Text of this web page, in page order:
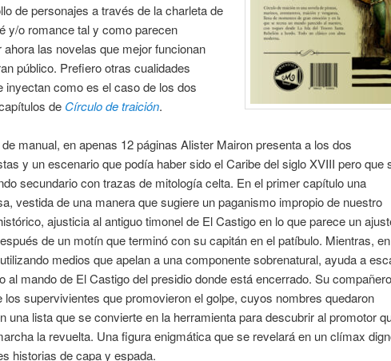
de personajes a través de la charleta de
y/o romance tal y como parecen
ahora las novelas que mejor funcionan
público. Prefiero otras cualidades
inyectan como es el caso de los dos
de Círculo de traición.
manual, en apenas 12 páginas Alister Mairon presenta a los dos
y un escenario que podía haber sido el Caribe del siglo XVIII pero que
secundario con trazas de mitología celta. En el primer capítulo una
vestida de una manera que sugiere un paganismo impropio de nuestro
ajusticia al antiguo timonel de El Castigo en lo que parece un
de un motín que terminó con su capitán en el patíbulo. Mientras,
medios que apelan a una componente sobrenatural, ayuda a
al mando de El Castigo del presidio donde está encerrado. Su
los supervivientes que promovieron el golpe, cuyos nombres quedaron
una lista que se convierte en la herramienta para descubrir al promotor
la revuelta. Una figura enigmática que se revelará en un clímax
historias de capa y espada.